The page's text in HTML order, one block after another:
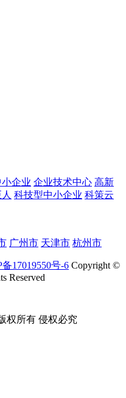
企业 企业技术中心 高新
科技型中小企业 科策云
广州市 天津市 杭州市
17019550号-6 Copyright ©
Reserved
权所有 侵权必究